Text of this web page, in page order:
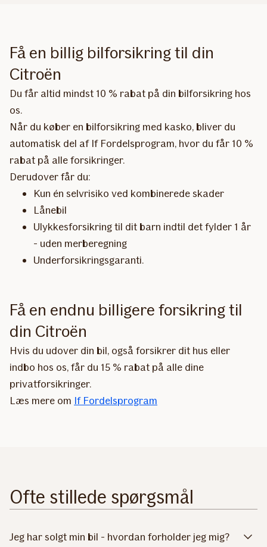
Få en billig bilforsikring til din
Citroën
Du får altid mindst 10 % rabat på din bilforsikring hos
os.
Når du køber en bilforsikring med kasko, bliver du
automatisk del af If Fordelsprogram, hvor du får 10 %
rabat på alle forsikringer.
Derudover får du:
Kun én selvrisiko ved kombinerede skader
Lånebil
Ulykkesforsikring til dit barn indtil det fylder 1 år
- uden merberegning
Underforsikringsgaranti.
Få en endnu billigere forsikring til
din Citroën
Hvis du udover din bil, også forsikrer dit hus eller
indbo hos os, får du 15 % rabat på alle dine
privatforsikringer.
Læs mere om If Fordelsprogram
Ofte stillede spørgsmål
Jeg har solgt min bil - hvordan forholder jeg mig?